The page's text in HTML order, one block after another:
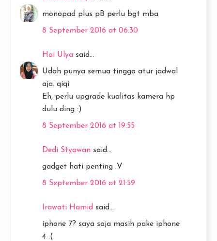
monopad plus pB perlu bgt mba
8 September 2016 at 06:30
Hai Ulya said...
Udah punya semua tingga atur jadwal
aja. qiqi
Eh, perlu upgrade kualitas kamera hp
dulu ding :)
8 September 2016 at 19:55
Dedi Styawan said...
gadget hati penting :V
8 September 2016 at 21:59
Irawati Hamid said...
iphone 7? saya saja masih pake iphone
4 :(